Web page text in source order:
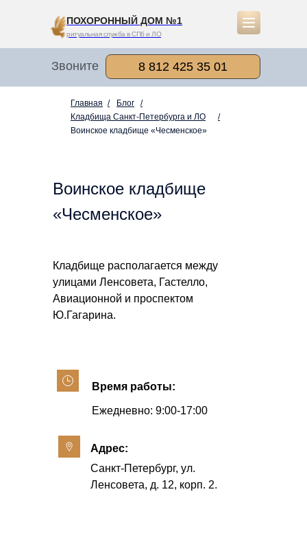
ПОХОРОННЫЙ ДОМ №1
ритуальная служба в СПб и ЛО
8 812 425 35 01
Звоните
Главная /
Блог
Кладбища Санкт-Петербурга и ЛО
/
Воинское кладбище «Чесменское»
/
Воинское кладбище
«Чесменское»
Кладбище располагается между
улицами Ленсовета, Гастелло,
Авиационной и проспектом
Ю.Гагарина.
Время работы:
Ежедневно: 9:00-17:00
Адрес:
Санкт-Петербург, ул.
Ленсовета, д. 12, корп. 2.